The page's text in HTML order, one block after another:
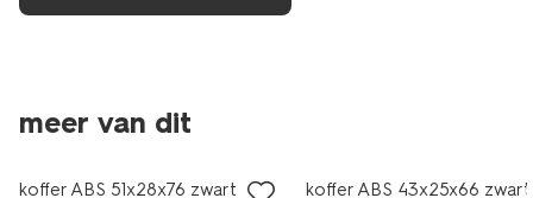
meer van dit
koffer ABS 51x28x76 zwart met
koffer ABS 43x25x66